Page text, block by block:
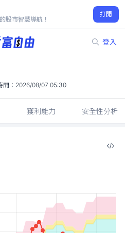
股市智慧導航！
打開
登入
2.65%
： 2026/08/07 05:30
獲利能力 安全性分析